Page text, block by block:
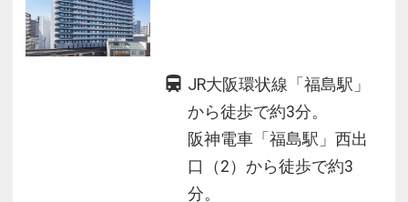
JR大阪環状線「福島駅」
から徒歩で約3分。
阪神電車「福島駅」西出
口（2）から徒歩で約3
分。